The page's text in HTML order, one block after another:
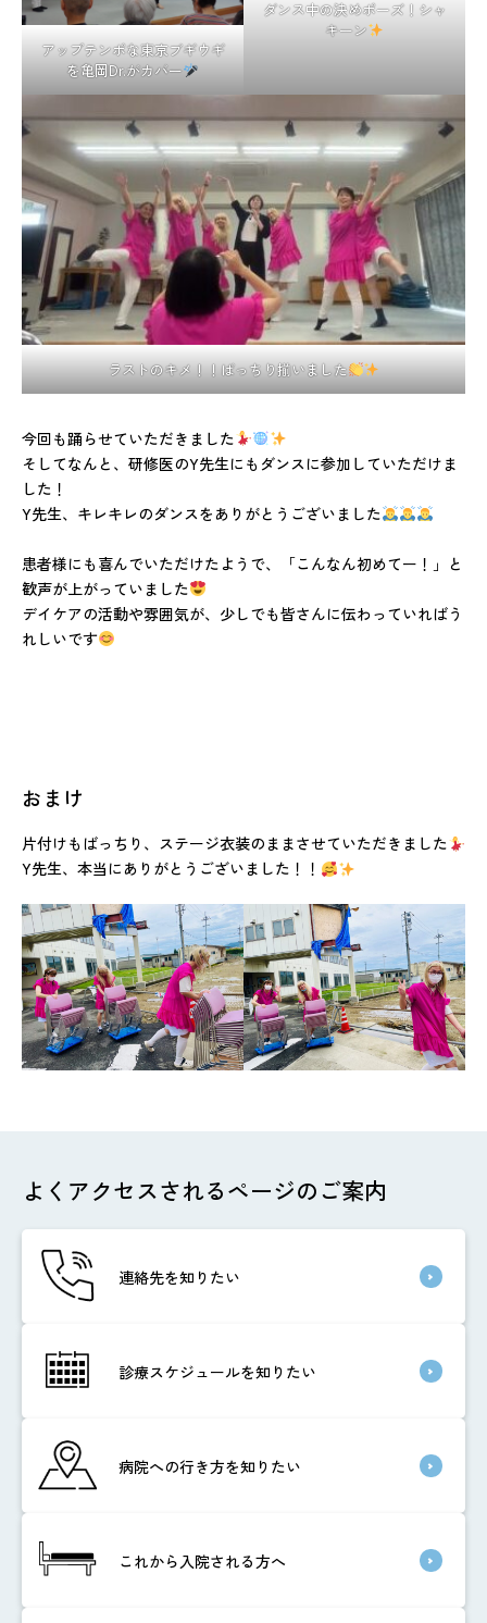
アップテンポな東京ブギウギ
を亀岡Dr.がカバー
ダンス中の決めポーズ！シャ
キーン
ラストのキメ！！ばっちり揃いました
今回も踊らせていただきました
そしてなんと、研修医のY先生にもダンスに参加していただけま
した！
Y先生、キレキレのダンスをありがとうございました
患者様にも喜んでいただけたようで、「こんなん初めてー！」と
歓声が上がっていました
デイケアの活動や雰囲気が、少しでも皆さんに伝わっていればう
れしいです
おまけ
片付けもばっちり、ステージ衣装のままさせていただきました
Y先生、本当にありがとうございました！！
よくアクセスされるページのご案内
連絡先を知りたい
診療スケジュールを知りたい
病院への行き方を知りたい
これから入院される方へ